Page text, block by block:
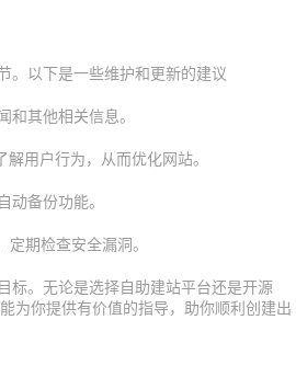
。以下是一些维护和更新的建议
其他相关信息。
用户行为，从而优化网站。
备份功能。
期检查安全漏洞。
标。无论是选择自助建站平台还是开源
为你提供有价值的指导，助你顺利创建出